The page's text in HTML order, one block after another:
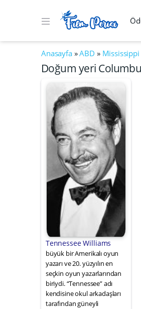
Anasayfa»ABD » Mississippi
Doğum yeri
Tennessee Williams
büyük bir Amerikalı oyun
yazarı ve 20. yüzyılın en
seçkin oyun yazarlarından
biriydi. “Tennessee” adı
kendisine okul arkadaşları
tarafından güneyli